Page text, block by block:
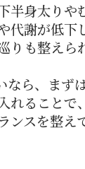
半身太り
代謝が低下
りも整えら
なら、まず
れること
スを整え